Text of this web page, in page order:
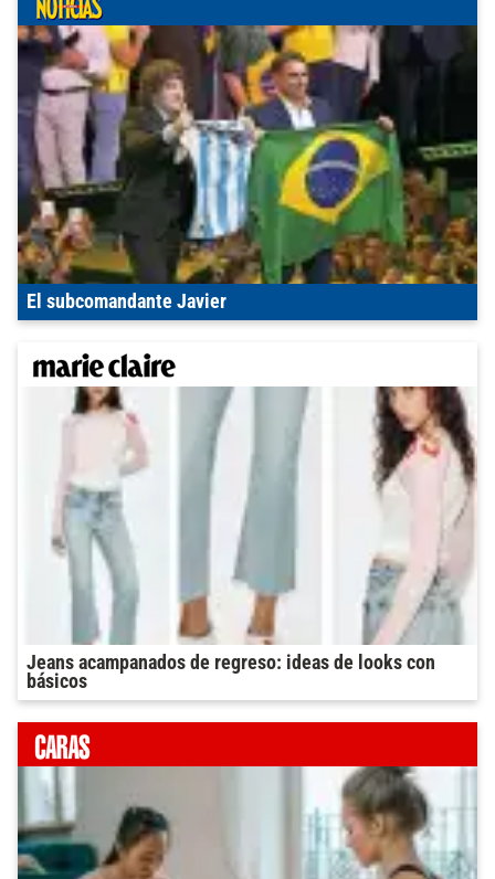
El subcomandante Javier
Jeans acampanados de regreso: ideas de looks con
básicos